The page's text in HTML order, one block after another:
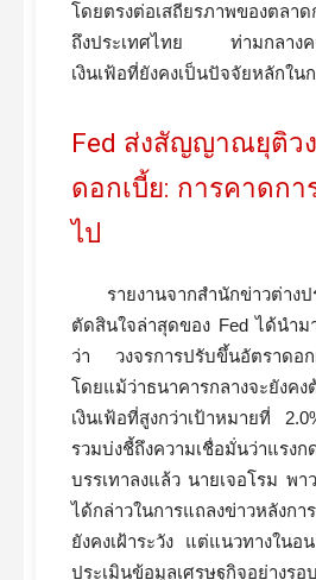
โดยตรงต่อเสถียรภาพของตลา
ถึงประเทศไทย ท่ามกลางคว
เงินเฟ้อที่ยังคงเป็นปัจจัยหลักใน
Fed ส่งสัญญาณยุติว
ดอกเบี้ย: การคาดก
ไป
รายงานจากสำนักข่าวต่าง
ตัดสินใจล่าสุดของ Fed ได้นำ
ว่า วงจรการปรับขึ้นอัตราดอก
โดยแม้ว่าธนาคารกลางจะยังค
เงินเฟ้อที่สูงกว่าเป้าหมายที่
รวมบ่งชี้ถึงความเชื่อมั่นว่าแรง
บรรเทาลงแล้ว นายเจอโรม พา
ได้กล่าวในการแถลงข่าวหลังก
ยังคงเฝ้าระวัง แต่แนวทางในอ
ประเมินข้อมูลเศรษฐกิจอย่า